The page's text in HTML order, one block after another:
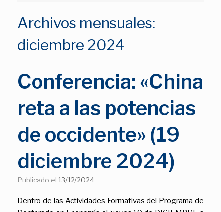
Archivos mensuales:
diciembre 2024
Conferencia: «China
reta a las potencias
de occidente» (19
diciembre 2024)
Publicado el 13/12/2024
Dentro de las Actividades Formativas del Programa de